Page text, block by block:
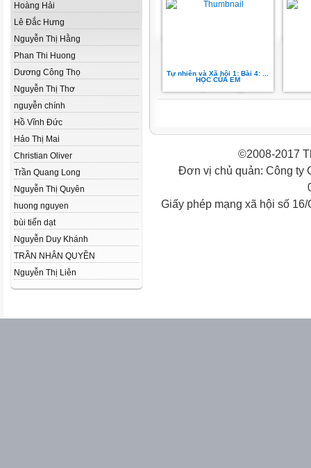
Hoàng Hải
Lê Đắc Hưng
Nguyễn Thị Hằng
Phan Thi Huong
Dương Công Thọ
Nguyễn Thị Thơ
nguyễn chính
Hồ Vĩnh Đức
Hảo Thị Mai
Christian Oliver
Trần Quang Long
Nguyễn Thị Quyên
huong nguyen
bùi tiến dạt
Nguyễn Duy Khánh
TRẦN NHÂN QUYỀN
Nguyễn Thị Liên
Tự nhiên và Xã hội 1: Bài 4: ...
HỌC CỦA EM
©2008-2017
Đơn vị chủ quản: Công ty
Giấy phép mạng xã hội số